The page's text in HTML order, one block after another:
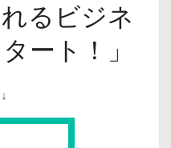
るビジネ
ート！」